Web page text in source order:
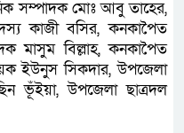
সম্পাদক মোঃ আবু তাহের,
কাজী বসির, কনকাপৈত
মাসুম বিল্লাহ, কনকাপৈত
ইউনুস সিকদার, উপজেলা
ভূঁইয়া, উপজেলা ছাত্রদল